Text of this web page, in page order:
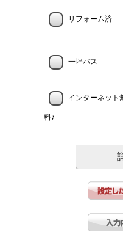
リフォーム済
一坪バス
インターネット
料♪